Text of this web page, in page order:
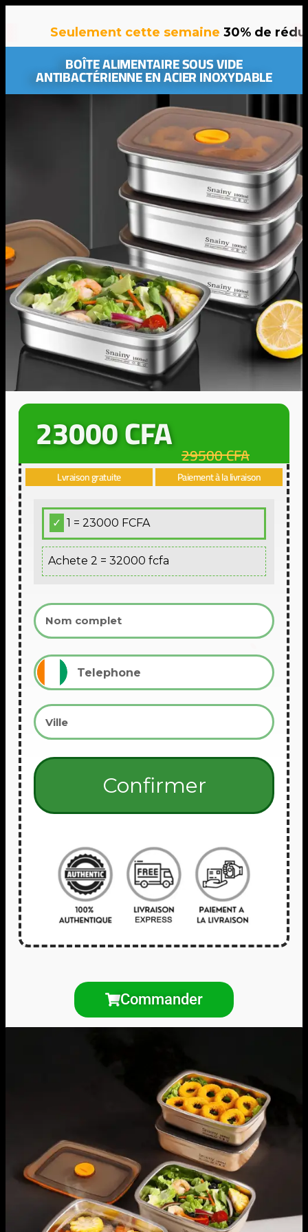
Seulement cette semaine30% de réduction
BOÎTE ALIMENTAIRE SOUS VIDE
ANTIBACTÉRIENNE EN ACIER INOXYDABLE
23000 CFA 29500 CFA
Lvraison gratuite Paiement à la livraison
1 = 23000 FCFA
Achete 2 = 32000 fcfa
Commander